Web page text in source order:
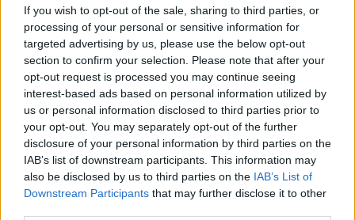
If you wish to opt-out of the sale, sharing to third parties, or
processing of your personal or sensitive information for
targeted advertising by us, please use the below opt-out
section to confirm your selection. Please note that after your
opt-out request is processed you may continue seeing
interest-based ads based on personal information utilized by
us or personal information disclosed to third parties prior to
your opt-out. You may separately opt-out of the further
disclosure of your personal information by third parties on the
IAB’s list of downstream participants. This information may
also be disclosed by us to third parties on the IAB’s List of
Downstream Participants that may further disclose it to other
Iscriviti alla
newsletter
Commenti
Accedioregistrati per commentare questo
articolo.
L'email è richiesta ma non verrà mostrata ai visitatori. Il contenuto di questo
commento esprime il pensiero dell'autore e non rappresenta la linea editoriale
commenti non sono testi giornalistici, ma post inviati dai singoli lettori che